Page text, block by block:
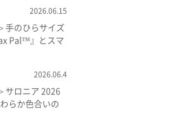
2026.06.15
手のひらサイズ
Pal™』とスマ
2026.06.4
サロニア 2026
らか色合いの